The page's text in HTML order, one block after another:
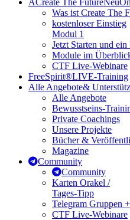
Was ist Create The
kostenloser Einstieg
Modul 1
Jetzt Starten und ein
Module im
CTF Live-Webinare
FreeSpirit®LIVE-Training
Alle Angebote&
Alle Angebote
Bewusstseins-
Private Coachings
Unsere Projekte
Bücher &
Magazine
Community
Community
Karten Orakel /
Tages-Tipp
Telegram Gruppen
CTF Live-Webinare